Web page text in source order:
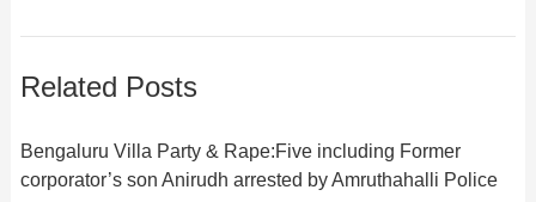
Related Posts
Bengaluru Villa Party & Rape:Five including Former
corporator’s son Anirudh arrested by Amruthahalli Police